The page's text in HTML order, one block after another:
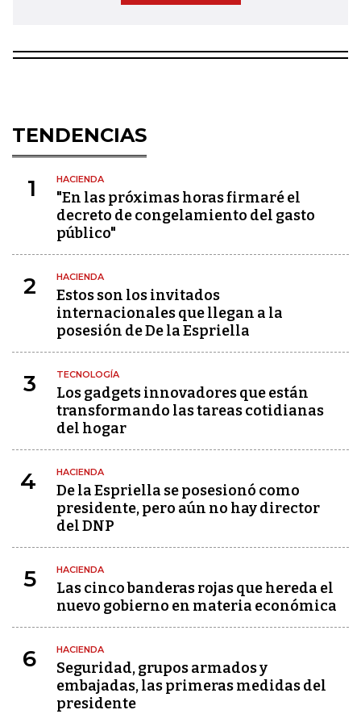
TENDENCIAS
1 HACIENDA
"En las próximas horas firmaré el
decreto de congelamiento del gasto
público"
2 HACIENDA
Estos son los invitados
internacionales que llegan a la
posesión de De la Espriella
3 TECNOLOGÍA
Los gadgets innovadores que están
transformando las tareas cotidianas
del hogar
4 HACIENDA
De la Espriella se posesionó como
presidente, pero aún no hay director
del DNP
5 HACIENDA
Las cinco banderas rojas que hereda el
nuevo gobierno en materia económica
6 HACIENDA
Seguridad, grupos armados y
embajadas, las primeras medidas del
presidente